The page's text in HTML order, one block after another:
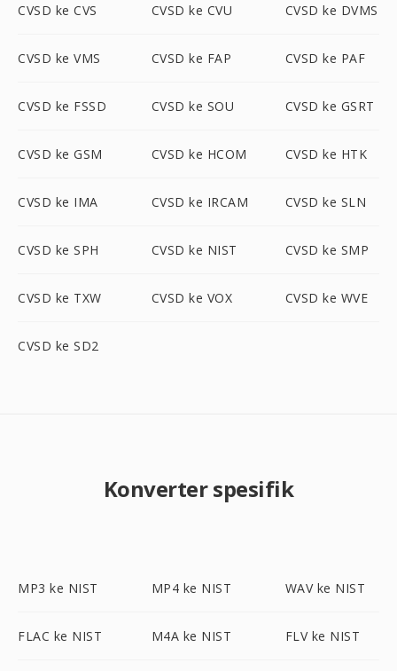
CVSD ke CVS CVSD ke CVU CVSD ke DVMS
CVSD ke VMS CVSD ke FAP CVSD ke PAF
CVSD ke FSSD CVSD ke SOU CVSD ke GSRT
CVSD ke GSM CVSD ke HCOM CVSD ke HTK
CVSD ke IMA CVSD ke IRCAM CVSD ke SLN
CVSD ke SPH CVSD ke NIST CVSD ke SMP
CVSD ke TXW CVSD ke VOX CVSD ke WVE
CVSD ke SD2
Konverter spesifik
MP3 ke NIST MP4 ke NIST WAV ke NIST
FLAC ke NIST M4A ke NIST FLV ke NIST